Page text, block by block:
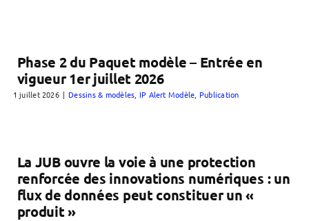
Phase 2 du Paquet modèle – Entrée en
vigueur 1er juillet 2026
1 juillet 2026 | Dessins & modèles IP Alert Modèle Publication
La JUB ouvre la voie à une protection
renforcée des innovations numériques : un
flux de données peut constituer un «
produit »